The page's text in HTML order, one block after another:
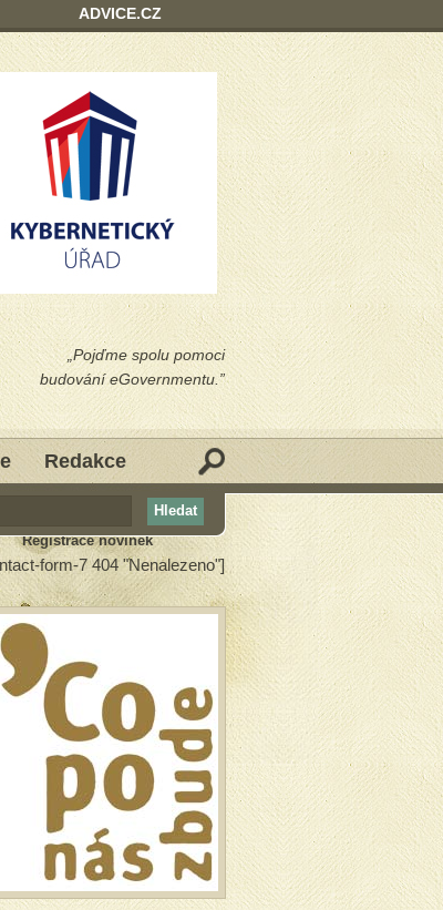
„Pojďme spolu pomoci
budování eGovernmentu.”
Redakce
Registrace novinek
form-7 404 "Nenalezeno"]
ADVICE.CZ